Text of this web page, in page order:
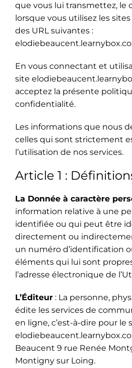
que vous lui transmettez, le
lorsque vous utilisez les
des URL suivantes :
En vous connectant et
site
acceptez la présente
confidentialité.
Les informations que nous
celles qui sont strictement
l’utilisation de nos services.
Article 1 :
La Donnée à caractère
information relative à une
identifiée ou qui peut être
directement ou
un numéro d’identification
éléments qui lui sont
l’adresse électronique de
L’Éditeur : La personne,
édite les services de
en ligne, c’est-à-dire pour le
Beaucent 9 rue Renée
Montigny sur Loing.